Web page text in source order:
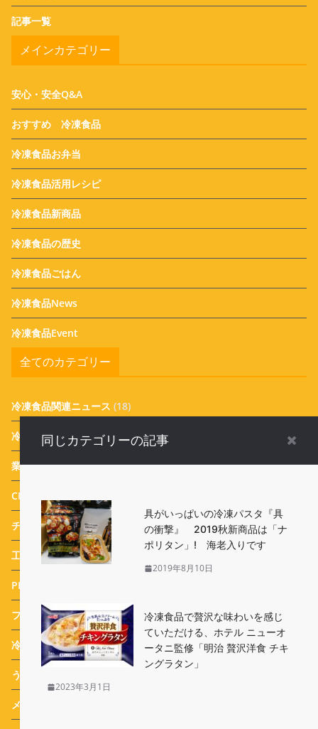
記事一覧
メインカテゴリー
安心・安全Q&A
おすすめ 冷凍食品
冷凍食品お弁当
冷凍食品活用レシピ
冷凍食品新商品
冷凍食品の歴史
冷凍食品ごはん
冷凍食品News
冷凍食品Event
全てのカテゴリー
冷凍食品関連ニュース (18)
冷食活用お弁当(12)
業務用冷凍食品(38)
CM
チルド (3)
工場ルポ(3)
PR特集
フードサービス(1)
冷食番長タケムラダイ ご当地冷凍食品☆全国制覇への道(74)
うめたま食堂の冷凍野菜日和
メディア
同じカテゴリーの記事
具がいっぱいの冷凍パスタ『具
の衝撃』 2019秋新商品は「ナ
ポリタン」! 海老入りです
2019年8月10日
冷凍食品で贅沢な味わいを感じ
ていただける、ホテル ニューオ
ータニ監修「明治 贅沢洋食 チキ
ングラタン」
2023年3月1日